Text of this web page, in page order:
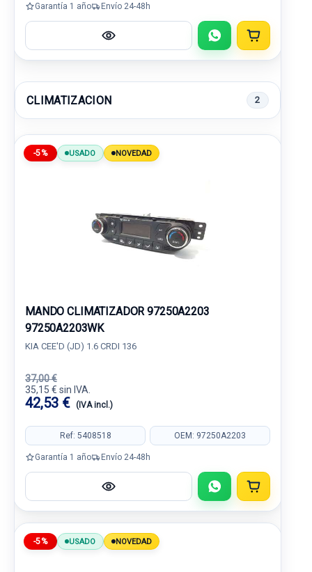
Garantía 1 año Envío 24-48h
CLIMATIZACION 2
-5% USADO NOVEDAD
MANDO CLIMATIZADOR 97250A2203
97250A2203WK
KIA CEE'D (JD) 1.6 CRDI 136
37,00 €
35,15 € sin IVA.
42,53 € (IVA incl.)
Ref: 5408518 OEM: 97250A2203
Garantía 1 año Envío 24-48h
-5% USADO NOVEDAD